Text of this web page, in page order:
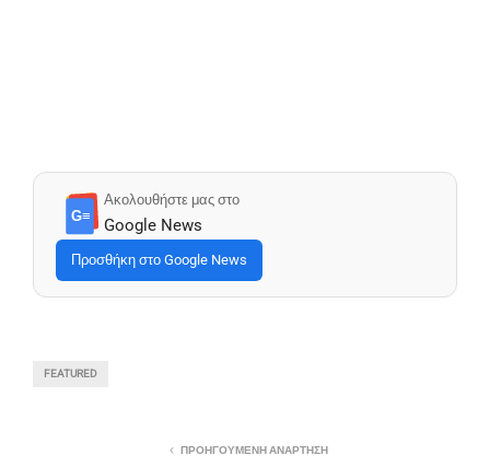
G≡
Ακολουθήστε μας στο
Google News
Προσθήκη στο Google News
FEATURED
ΠΡΟΗΓΟΎΜΕΝΗ ΑΝΆΡΤΗΣΗ